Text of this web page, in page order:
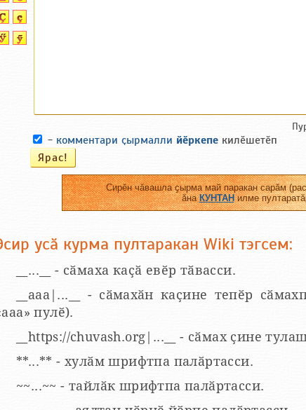
- комментари ҫырмалли йӗркепе килӗшетӗп
Сирӗн чӑвашла ҫырма май паракан сарӑм
ӑнаКУНТАНилме
усӑ курма пултаракан Wiki тэгсем:
__...__ - сӑмаха каҫӑ евӗр тӑвасси.
__aaa|...__ - сӑмахӑн каҫине тепӗр
пулӗ).
__https://chuvash.org|...__ - сӑмах ҫине
**...** - хулӑм шрифтпа палӑртасси.
~~...~~ - тайлӑк шрифтпа палӑртасси.